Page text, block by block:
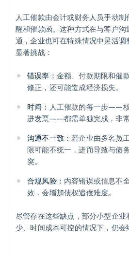
人工催款由会计或财务人员手动
醒和催款函。这种方式在与客户沟
通，企业也可在特殊情况中灵活
显著挑战：
错误率： 金额、付款期限和催
修正，还可能造成经济损失。
时间： 人工催款的每一步——
进发票——都需单独完成，非常
沟通不一致：若企业由多名员
限可能不统一，进而导致与债
突。
合规风险： 内容错误或信息不
效，会增加债权追偿难度。
尽管存在这些缺点，部分小型企
少、时间成本可控的情况下，仍会